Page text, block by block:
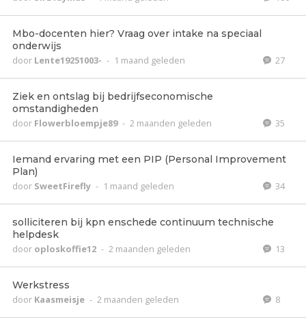
Mbo-docenten hier? Vraag over intake na speciaal
onderwijs
door Lente19251003- - 1 maand geleden 27
Ziek en ontslag bij bedrijfseconomische
omstandigheden
door Flowerbloempje89 - 2 maanden geleden 35
Iemand ervaring met een PIP (Personal Improvement
Plan)
door SweetFirefly - 1 maand geleden 34
solliciteren bij kpn enschede continuum technische
helpdesk
door oploskoffie12 - 2 maanden geleden 13
Werkstress
door Kaasmeisje - 2 maanden geleden 8